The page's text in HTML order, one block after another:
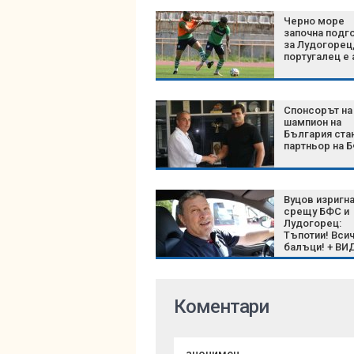
Черно море
започна
за Лудогорец,
португалец е
Спонсорът
шампион на
България
партньор на
Вуцов изригна
срещу БФС и
Лудогорец:
Тъпотии!
балъци! +
Коментари